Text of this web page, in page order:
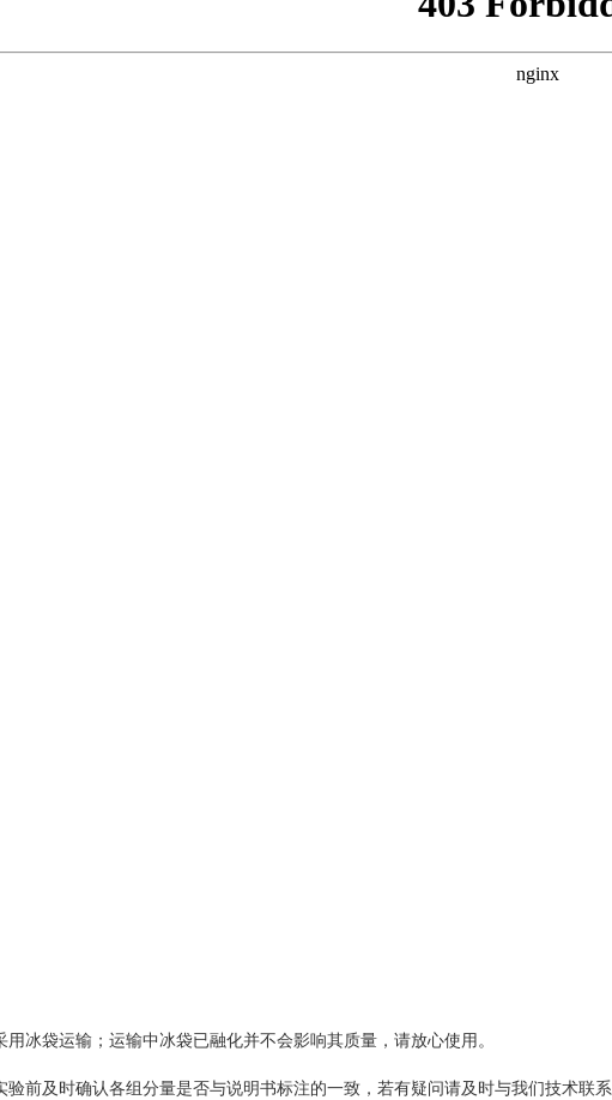
冰袋运输；运输中冰袋已融化并不会影响其质量，请放心使用。
前及时确认各组分量是否与说明书标注的一致，若有疑问请及时与我们技术联